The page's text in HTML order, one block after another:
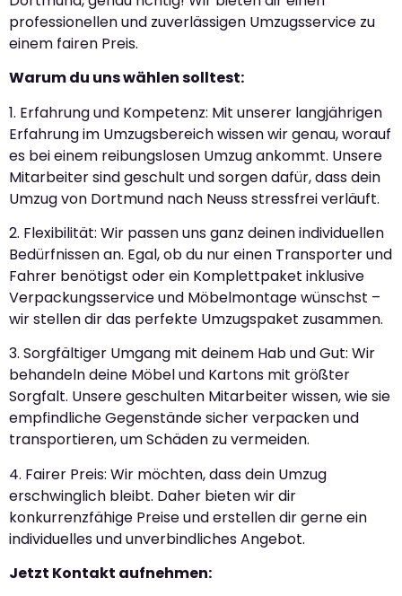
professionellen und zuverlässigen Umzugsservice zu
einem fairen Preis.
Warum du uns wählen solltest:
1. Erfahrung und Kompetenz: Mit unserer langjährigen
Erfahrung im Umzugsbereich wissen wir genau, worauf
es bei einem reibungslosen Umzug ankommt. Unsere
Mitarbeiter sind geschult und sorgen dafür, dass dein
Umzug von Dortmund nach Neuss stressfrei verläuft.
2. Flexibilität: Wir passen uns ganz deinen individuellen
Bedürfnissen an. Egal, ob du nur einen Transporter und
Fahrer benötigst oder ein Komplettpaket inklusive
Verpackungsservice und Möbelmontage wünschst –
wir stellen dir das perfekte Umzugspaket zusammen.
3. Sorgfältiger Umgang mit deinem Hab und Gut: Wir
behandeln deine Möbel und Kartons mit größter
Sorgfalt. Unsere geschulten Mitarbeiter wissen, wie sie
empfindliche Gegenstände sicher verpacken und
transportieren, um Schäden zu vermeiden.
4. Fairer Preis: Wir möchten, dass dein Umzug
erschwinglich bleibt. Daher bieten wir dir
konkurrenzfähige Preise und erstellen dir gerne ein
individuelles und unverbindliches Angebot.
Jetzt Kontakt aufnehmen: